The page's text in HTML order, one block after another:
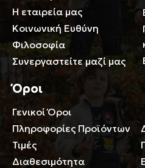
Η εταιρεία μας
Κοινωνική Ευθύνη
Φιλοσοφία
Συνεργαστείτε μαζί μας
Όροι
Γενικοί Όροι
Πληροφορίες Προϊόντων
Τιμές
Διαθεσιμότητα